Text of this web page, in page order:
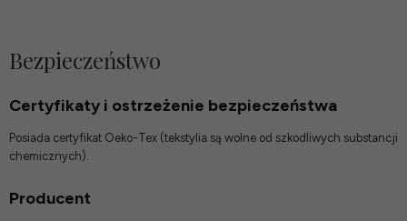
Bezpieczeństwo
Certyfikaty i ostrzeżenie bezpieczeństwa
Posiada certyfikat Oeko-Tex (tekstylia są wolne od szkodliwych substancji
chemicznych).
Producent